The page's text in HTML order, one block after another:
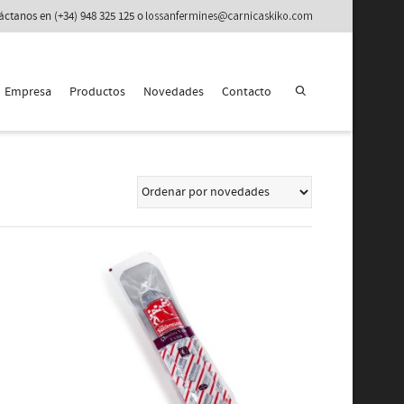
en (+34) 948 325 125 o
Empresa Productos Novedades Contacto